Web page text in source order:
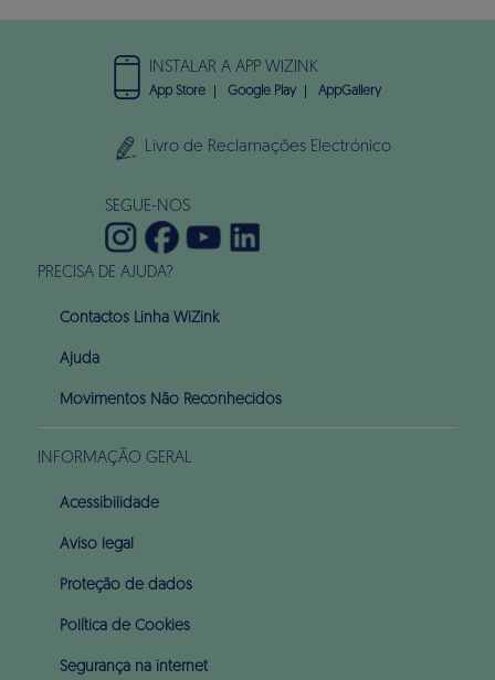
PRECISA DE AJUDA?
Contactos Linha WiZink
Ajuda
Movimentos Não Reconhecidos
INFORMAÇÃO GERAL
Acessibilidade
Aviso legal
Proteção de dados
Política de Cookies
Segurança na internet
INSTALAR A APP WIZINK
App Store Google Play AppGallery
Livro de Reclamações Electrónico
SEGUE-NOS